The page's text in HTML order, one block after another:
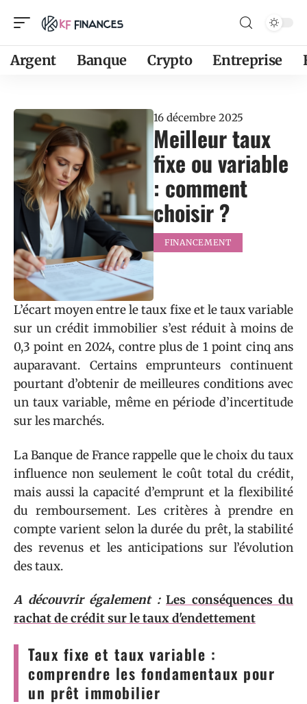
Argent Banque Crypto Entreprise
16 décembre 2025
Meilleur taux
fixe ou variable
: comment
choisir ?
FINANCEMENT
L’écart moyen entre le taux fixe et le taux variable
sur un crédit immobilier s’est réduit à moins de
0,3 point en 2024, contre plus de 1 point cinq ans
auparavant. Certains emprunteurs continuent
pourtant d’obtenir de meilleures conditions avec
un taux variable, même en période d’incertitude
sur les marchés.
La Banque de France rappelle que le choix du taux
influence non seulement le coût total du crédit,
mais aussi la capacité d’emprunt et la flexibilité
du remboursement. Les critères à prendre en
compte varient selon la durée du prêt, la stabilité
des revenus et les anticipations sur l’évolution
des taux.
A découvrir également : Les conséquences du
rachat de crédit sur le taux d'endettement
Taux fixe et taux variable :
comprendre les fondamentaux pour
un prêt immobilier